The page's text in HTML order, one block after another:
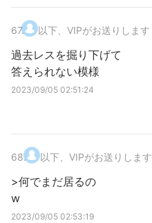
67. 以下、VIPがお送りします
過去レスを掘り下げて
答えられない模様
2023/09/05 02:51:24
68. 以下、VIPがお送りします
>何でまだ居るの
w
2023/09/05 02:53:19